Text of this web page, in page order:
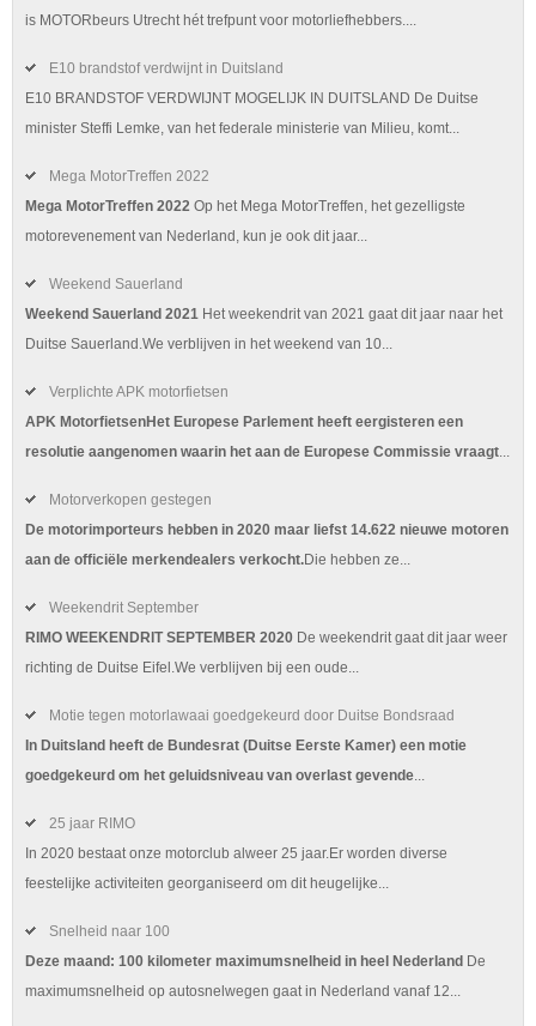
is MOTORbeurs Utrecht hét trefpunt voor motorliefhebbers....
E10 brandstof verdwijnt in Duitsland
E10 BRANDSTOF VERDWIJNT MOGELIJK IN DUITSLAND De Duitse
minister Steffi Lemke, van het federale ministerie van Milieu, komt...
Mega MotorTreffen 2022
Mega MotorTreffen 2022 Op het Mega MotorTreffen, het gezelligste
motorevenement van Nederland, kun je ook dit jaar...
Weekend Sauerland
Weekend Sauerland 2021 Het weekendrit van 2021 gaat dit jaar naar het
Duitse Sauerland.We verblijven in het weekend van 10...
Verplichte APK motorfietsen
APK MotorfietsenHet Europese Parlement heeft eergisteren een
resolutie aangenomen waarin het aan de Europese Commissie vraagt...
Motorverkopen gestegen
De motorimporteurs hebben in 2020 maar liefst 14.622 nieuwe motoren
aan de officiële merkendealers verkocht.Die hebben ze...
Weekendrit September
RIMO WEEKENDRIT SEPTEMBER 2020 De weekendrit gaat dit jaar weer
richting de Duitse Eifel.We verblijven bij een oude...
Motie tegen motorlawaai goedgekeurd door Duitse Bondsraad
In Duitsland heeft de Bundesrat (Duitse Eerste Kamer) een motie
goedgekeurd om het geluidsniveau van overlast gevende...
25 jaar RIMO
In 2020 bestaat onze motorclub alweer 25 jaar.Er worden diverse
feestelijke activiteiten georganiseerd om dit heugelijke...
Snelheid naar 100
Deze maand: 100 kilometer maximumsnelheid in heel Nederland De
maximumsnelheid op autosnelwegen gaat in Nederland vanaf 12...